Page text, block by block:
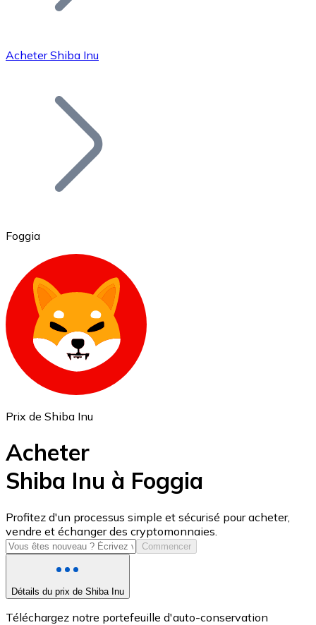
Bitcoin
Ethereum
ETH
USD Coin
USDC
Acheter Shiba Inu
Foggia
Prix de Shiba Inu
Acheter
Shiba Inu à Foggia
Profitez d'un processus simple et sécurisé pour acheter,
vendre et échanger des cryptomonnaies.
Commencer
Détails du prix de Shiba Inu
Téléchargez notre portefeuille d'auto-conservation